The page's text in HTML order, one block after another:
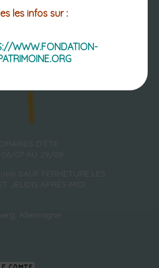
D'ÉTÉ
06/07 AU 29/08
SAUF FERMETURE LES
JEUDIS APRÈS-MIDI
Allemagne
les infos sur :
WWW.FONDATION-